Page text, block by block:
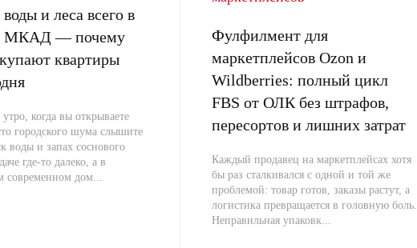
и леса всего в
МКАД — почему
квартиры
утро, когда вы открываете
городского шума слышите
воды и запах соснового
где-то далеко, а в
современном дом...
Фулфилмент для
маркетплейсов Ozon и
Wildberries: полный цикл
FBS от ОЛК без штрафов,
пересортов и лишних затрат
Каждый продавец на маркетплейсах хотя
бы раз сталкивался с одной и той же
проблемой: товар готов, заказы растут, а
логистика превращается в головную боль.
Неправильная упаковк...